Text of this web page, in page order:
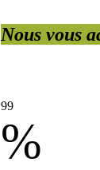
Nous vous
99
%